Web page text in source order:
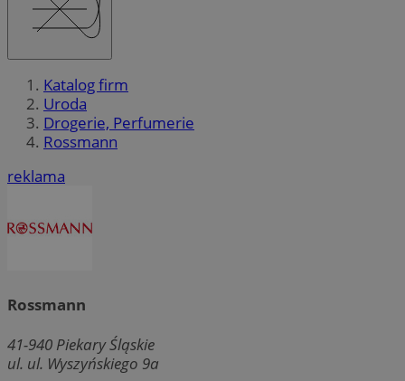
Katalog firm
Uroda
Drogerie, Perfumerie
Rossmann
reklama
Rossmann
41-940 Piekary Śląskie
ul. ul. Wyszyńskiego 9a